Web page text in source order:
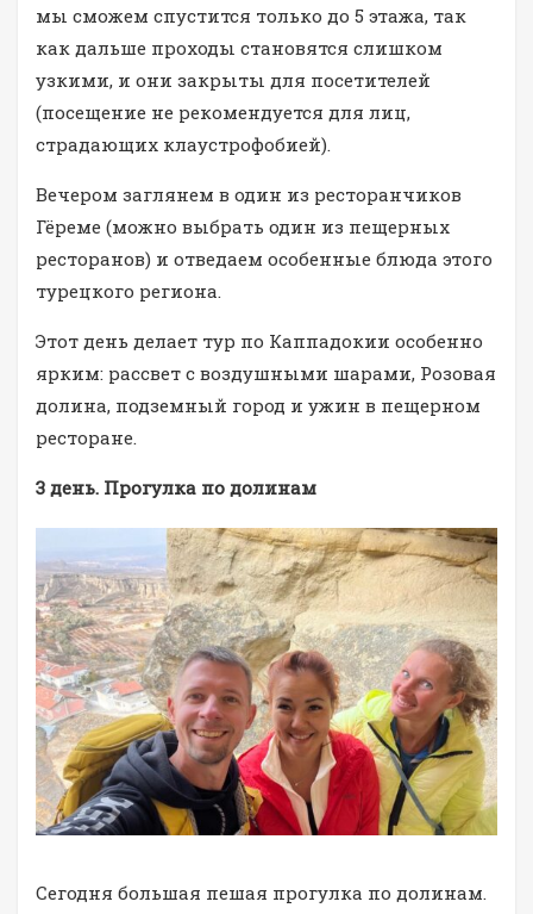
мы сможем спустится только до 5 этажа, так
как дальше проходы становятся слишком
узкими, и они закрыты для посетителей
(посещение не рекомендуется для лиц,
страдающих клаустрофобией).
Вечером заглянем в один из ресторанчиков
Гёреме (можно выбрать один из пещерных
ресторанов) и отведаем особенные блюда этого
турецкого региона.
Этот день делает тур по Каппадокии особенно
ярким: рассвет с воздушными шарами, Розовая
долина, подземный город и ужин в пещерном
ресторане.
3 день. Прогулка по долинам
Сегодня большая пешая прогулка по долинам.